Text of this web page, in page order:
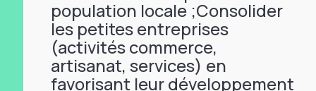
population locale ;Consolider
les petites entreprises
(activités commerce,
artisanat, services) en
favorisant leur développement